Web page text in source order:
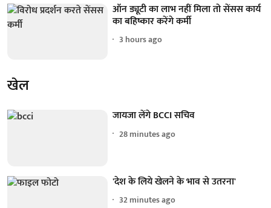
ऑन ड्यूटी का लाभ नहीं मिला तो सेंसस कार्य
का बहिष्कार करेंगे कर्मी
3 hours ago
खेल
जायजा लेंगे BCCI सचिव
28 minutes ago
'देश के लिये खेलने के भाव से उतरना'
32 minutes ago